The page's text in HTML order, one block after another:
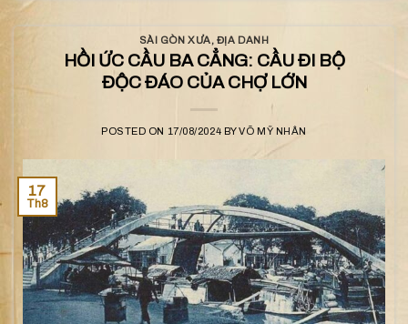
SÀI GÒN XƯA, ĐỊA DANH
HỒI ỨC CẦU BA CẲNG: CẦU ĐI BỘ
ĐỘC ĐÁO CỦA CHỢ LỚN
POSTED ON 17/08/2024 BYVÕ MỸ NHÂN
17
Th8